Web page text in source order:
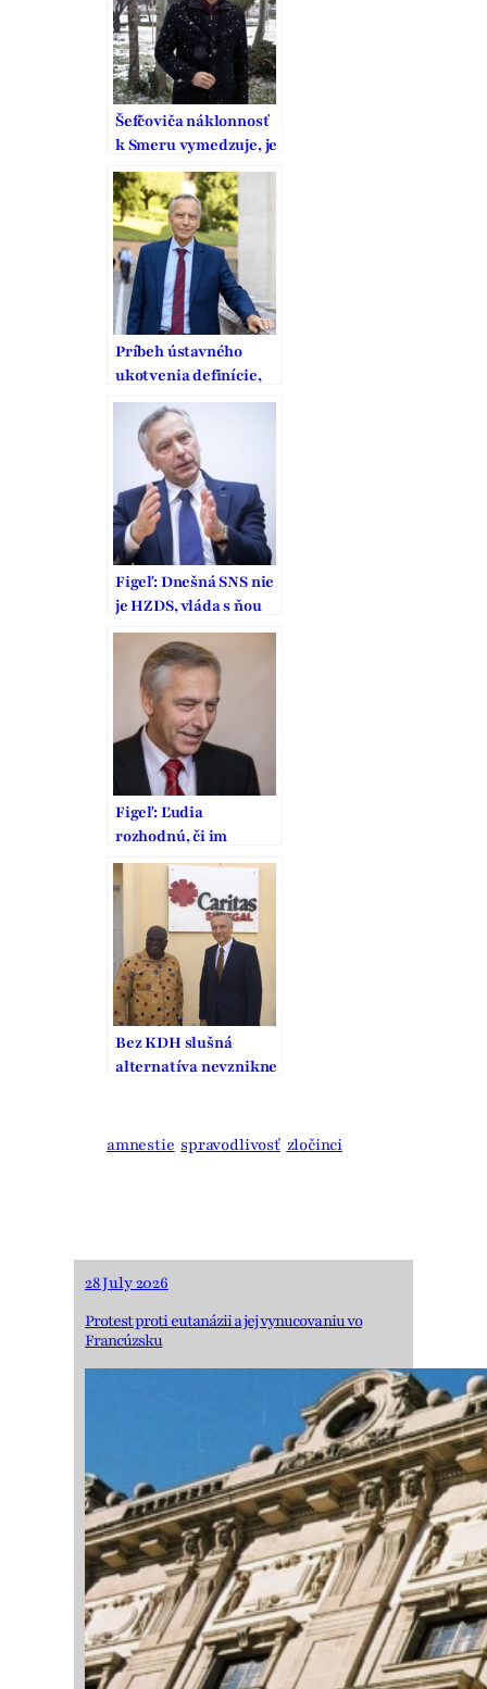
Šefčoviča náklonnosť
k Smeru vymedzuje, je
to pritom strana
vodcovského typu
Príbeh ústavného
ukotvenia definície,
ochrany a podpory
manželstva na
Slovensku
Figeľ: Dnešná SNS nie
je HZDS, vláda s ňou
by bola lepšia ako so
Smerom
Figeľ: Ľudia
rozhodnú, či im
nevadí alobalíček
Bez KDH slušná
alternatíva nevznikne
amnestie spravodlivosť zločinci
28 July 2026
Protest proti eutanázii a jej vynucovaniu vo
Francúzsku